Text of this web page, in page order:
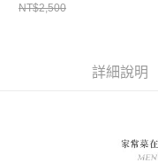
NT$2,500
詳細說明